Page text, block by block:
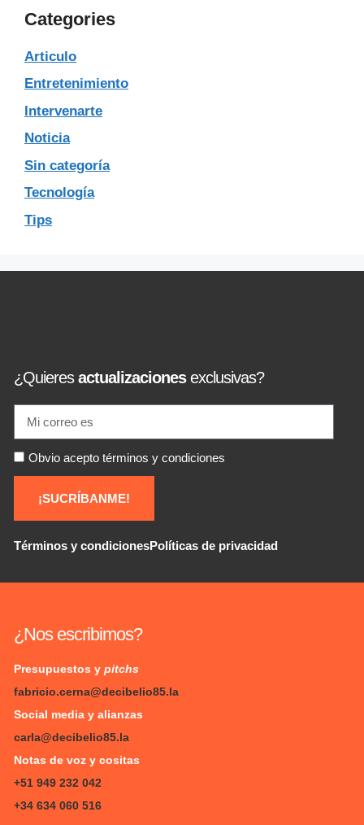
Categories
Articulo
Entretenimiento
Intervenarte
Noticia
Sin categoría
Tecnología
Tips
¿Quieresactualizacionesexclusivas?
Obvio acepto términos y condiciones
¡SUCRÍBANME!
Términos y condicionesPolíticas de privacidad
¿Nos escribimos?
Presupuestos y pitchs
fabricio.cerna@decibelio85.la
Social media y alianzas
carla@decibelio85.la
Notas de voz y cositas
+51 949 232 042
+34 634 060 516